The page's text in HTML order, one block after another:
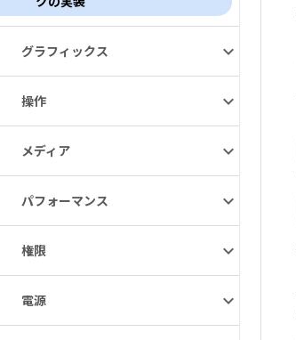
グラフィックス
操作
メディア
パフォーマンス
権限
電源